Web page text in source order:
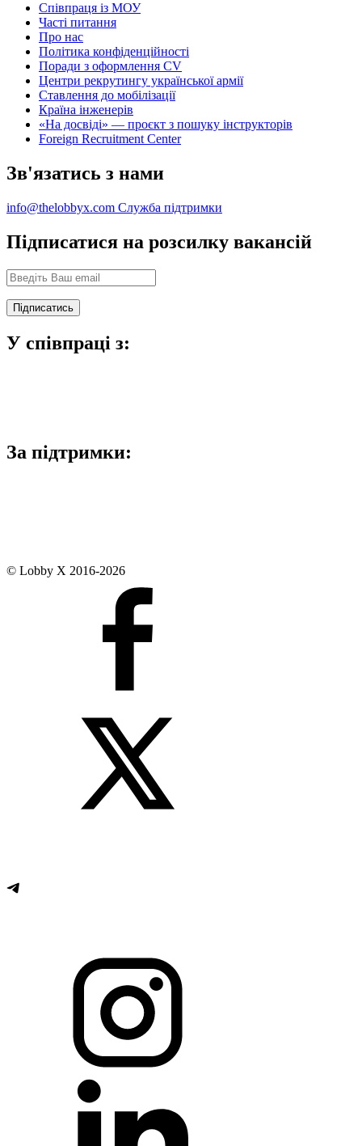
Співпраця із МОУ
Часті питання
Про нас
Політика конфіденційності
Поради з оформлення CV
Центри рекрутингу української армії
Ставлення до мобілізації
Країна інженерів
«На досвіді» — проєкт з пошуку інструкторів
Foreign Recruitment Center
Зв'язатись з нами
info@thelobbyx.com Служба підтримки
Підписатися на розсилку вакансій
У співпраці з:
За підтримки:
© Lobby X 2016-2026